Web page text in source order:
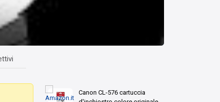
Canon CL-576 cartuccia